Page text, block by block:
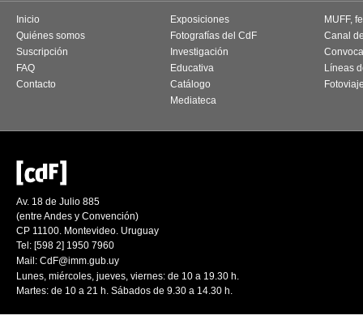
Inicio
Quiénes somos
Suscripción
FAQ
Contacto
Exposiciones
Fotografías del CdF
Investigación
Educativa
Catálogo
Mediateca
MUFF,
Canal
Líneas
Av. 18 de Julio 885
(entre Andes y Convención)
CP 11100. Montevideo. Uruguay
Tel: [598 2] 1950 7960
Mail: CdF@imm.gub.uy
Lunes, miércoles, jueves, viernes: de 10 a 19.30 h.
Martes: de 10 a 21 h. Sábados de 9.30 a 14.30 h.